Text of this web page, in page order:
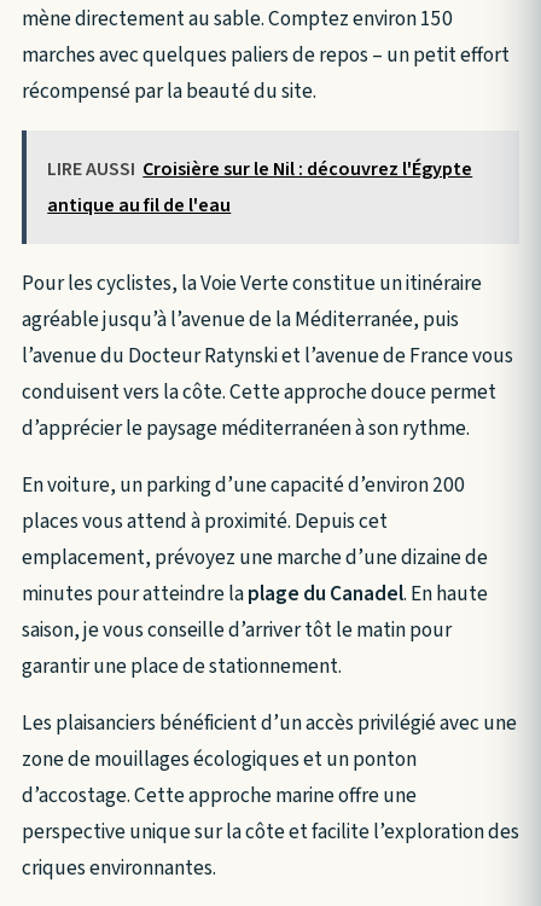
mène directement au sable. Comptez environ 150
marches avec quelques paliers de repos – un petit effort
récompensé par la beauté du site.
LIRE AUSSI Croisière sur le Nil : découvrez l'Égypte
antique au fil de l'eau
Pour les cyclistes, la Voie Verte constitue un itinéraire
agréable jusqu’à l’avenue de la Méditerranée, puis
l’avenue du Docteur Ratynski et l’avenue de France vous
conduisent vers la côte. Cette approche douce permet
d’apprécier le paysage méditerranéen à son rythme.
En voiture, un parking d’une capacité d’environ 200
places vous attend à proximité. Depuis cet
emplacement, prévoyez une marche d’une dizaine de
minutes pour atteindre laplage du Canadel. En haute
saison, je vous conseille d’arriver tôt le matin pour
garantir une place de stationnement.
Les plaisanciers bénéficient d’un accès privilégié avec une
zone de mouillages écologiques et un ponton
d’accostage. Cette approche marine offre une
perspective unique sur la côte et facilite l’exploration des
criques environnantes.